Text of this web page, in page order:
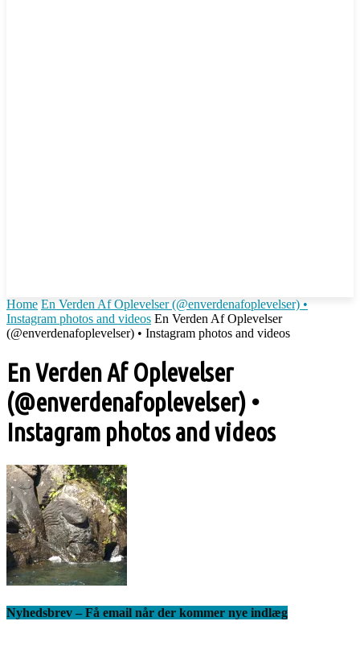
Home En Verden Af Oplevelser (@enverdenafoplevelser) •
Instagram photos and videos En Verden Af Oplevelser
(@enverdenafoplevelser) • Instagram photos and videos
En Verden Af Oplevelser
(@enverdenafoplevelser) •
Instagram photos and videos
Nyhedsbrev – Få email når der kommer nye indlæg